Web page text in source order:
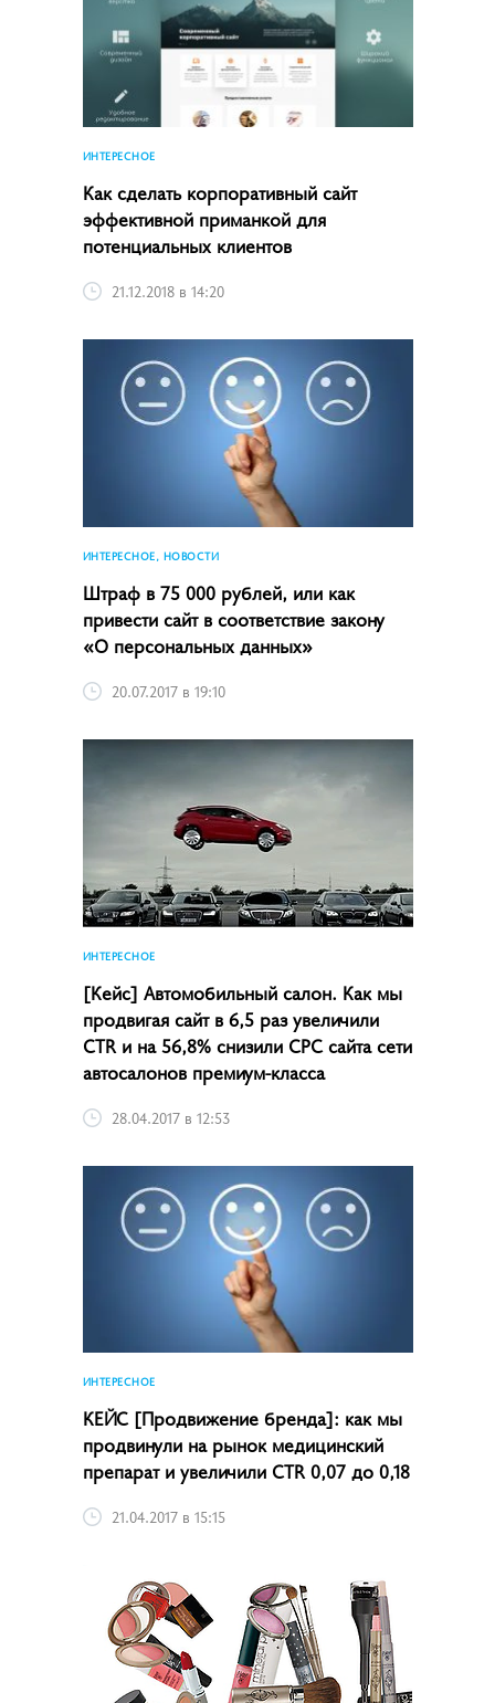
ИНТЕРЕСНОЕ
Как сделать корпоративный сайт
эффективной приманкой для
потенциальных клиентов
21.12.2018 в 14:20
ИНТЕРЕСНОЕ, НОВОСТИ
Штраф в 75 000 рублей, или как
привести сайт в соответствие закону
«О персональных данных»
20.07.2017 в 19:10
ИНТЕРЕСНОЕ
[Кейс] Автомобильный салон. Как мы
продвигая сайт в 6,5 раз увеличили
CTR и на 56,8% снизили CPC сайта сети
автосалонов премиум-класса
28.04.2017 в 12:53
ИНТЕРЕСНОЕ
КЕЙС [Продвижение бренда]: как мы
продвинули на рынок медицинский
препарат и увеличили CTR 0,07 до 0,18
21.04.2017 в 15:15